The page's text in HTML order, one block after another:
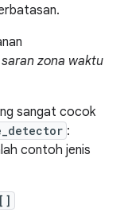
saran zona waktu
sangat cocok
:
contoh jenis